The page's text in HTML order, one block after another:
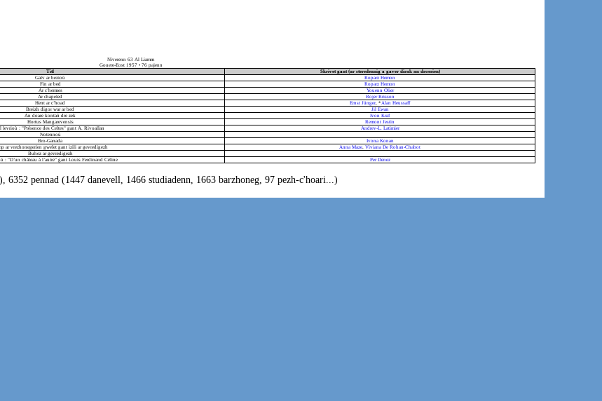
Niverenn 63 Al Liamm
Gouere-Eost 1957 • 76 pajenn
Titl
Skrivet gant (ur steredennig a gaver dirak an droerien)
Galv ar bezioù
Roparz Hemon
Fin ar bed
Roparz Hemon
Ar c’hermes
Youenn Olier
Ar chapeled
Rojer Brisson
Hent ar c’hoad Ernst Jünger, * Alan Heussaff
Breizh digor war ar bed
Jil Ewan
An doare kontañ dre zek
Ivon Kraf
Hortus Mangarevensis
Remont Jestin
levrioù : "Présence des Celtes" gant A. Rivoallan
Andrev-L. Latimier
Notennoù
Bro-Ganada
Ivona Konan
ar vrezhonegerien gwelet gant izili ar gevredigezh Anna Maze ,Viviana De Rohan-Chabot
Buhez ar gevredigezh
: "D’un château à l’autre" gant Louis Ferdinand Céline Per Denez
6352 pennad (1447 danevell, 1466 studiadenn, 1663 barzhoneg, 97 pezh-c'hoari...)